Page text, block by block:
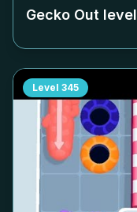
Gecko Out level
Level 345